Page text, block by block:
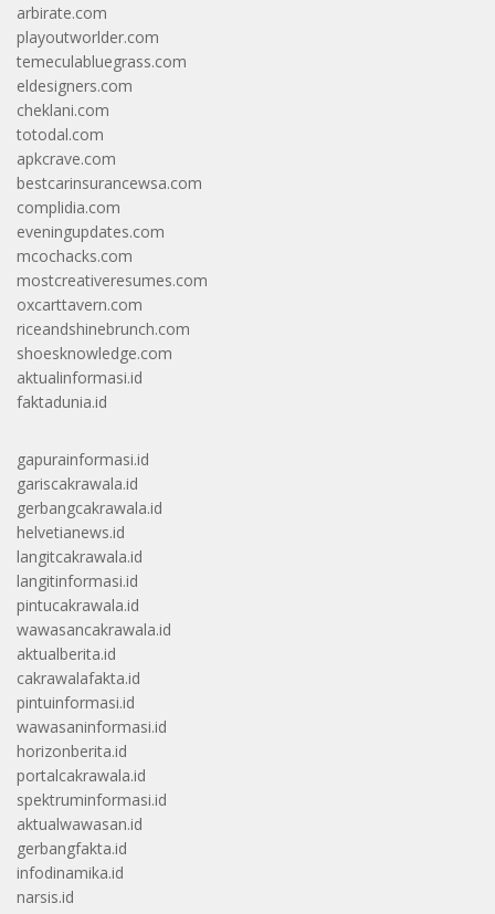
arbirate.com
playoutworlder.com
temeculabluegrass.com
eldesigners.com
cheklani.com
totodal.com
apkcrave.com
bestcarinsurancewsa.com
complidia.com
eveningupdates.com
mcochacks.com
mostcreativeresumes.com
oxcarttavern.com
riceandshinebrunch.com
shoesknowledge.com
aktualinformasi.id
faktadunia.id
gapurainformasi.id
gariscakrawala.id
gerbangcakrawala.id
helvetianews.id
langitcakrawala.id
langitinformasi.id
pintucakrawala.id
wawasancakrawala.id
aktualberita.id
cakrawalafakta.id
pintuinformasi.id
wawasaninformasi.id
horizonberita.id
portalcakrawala.id
spektruminformasi.id
aktualwawasan.id
gerbangfakta.id
infodinamika.id
narsis.id